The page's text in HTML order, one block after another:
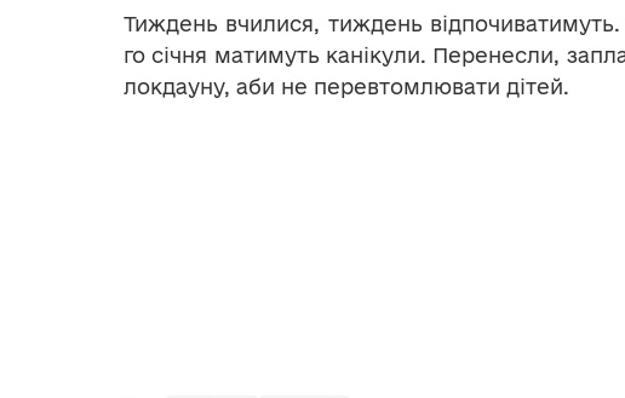
Тиждень вчилися, тиждень відпочиватимуть.
го січня матимуть канікули. Перенесли,
локдауну, аби не перевтомлювати дітей.